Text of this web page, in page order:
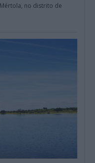
no distrito de